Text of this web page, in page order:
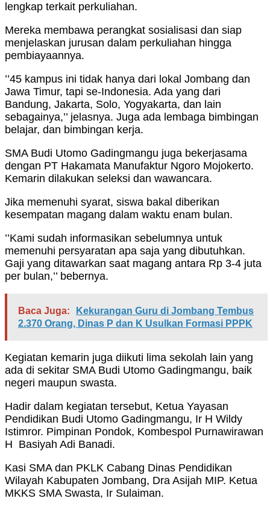
lengkap terkait perkuliahan.
Mereka membawa perangkat sosialisasi dan siap
menjelaskan jurusan dalam perkuliahan hingga
pembiayaannya.
’’45 kampus ini tidak hanya dari lokal Jombang dan
Jawa Timur, tapi se-Indonesia. Ada yang dari
Bandung, Jakarta, Solo, Yogyakarta, dan lain
sebagainya,’’ jelasnya. Juga ada lembaga bimbingan
belajar, dan bimbingan kerja.
SMA Budi Utomo Gadingmangu juga bekerjasama
dengan PT Hakamata Manufaktur Ngoro Mojokerto.
Kemarin dilakukan seleksi dan wawancara.
Jika memenuhi syarat, siswa bakal diberikan
kesempatan magang dalam waktu enam bulan.
’’Kami sudah informasikan sebelumnya untuk
memenuhi persyaratan apa saja yang dibutuhkan.
Gaji yang ditawarkan saat magang antara Rp 3-4 juta
per bulan,’’ bebernya.
Baca Juga:
Kekurangan Guru di Jombang Tembus
2.370 Orang, Dinas P dan K Usulkan Formasi PPPK
Kegiatan kemarin juga diikuti lima sekolah lain yang
ada di sekitar SMA Budi Utomo Gadingmangu, baik
negeri maupun swasta.
Hadir dalam kegiatan tersebut, Ketua Yayasan
Pendidikan Budi Utomo Gadingmangu, Ir H Wildy
Istimror. Pimpinan Pondok, Kombespol Purnawirawan
H Basiyah Adi Banadi.
Kasi SMA dan PKLK Cabang Dinas Pendidikan
Wilayah Kabupaten Jombang, Dra Asijah MIP. Ketua
MKKS SMA Swasta, Ir Sulaiman.